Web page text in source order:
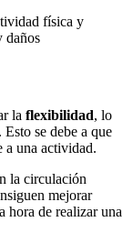
física y
daños
la flexibilidad, lo
se debe a que
a una actividad.
la circulación
mejorar
hora de realizar una